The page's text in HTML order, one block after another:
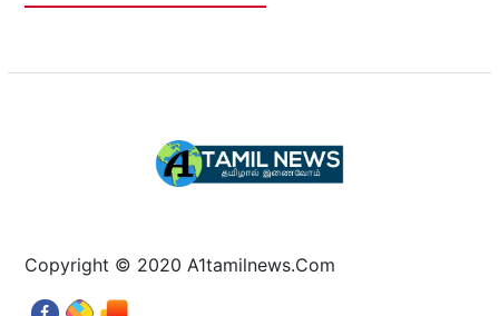
Copyright © 2020 A1tamilnews.Com